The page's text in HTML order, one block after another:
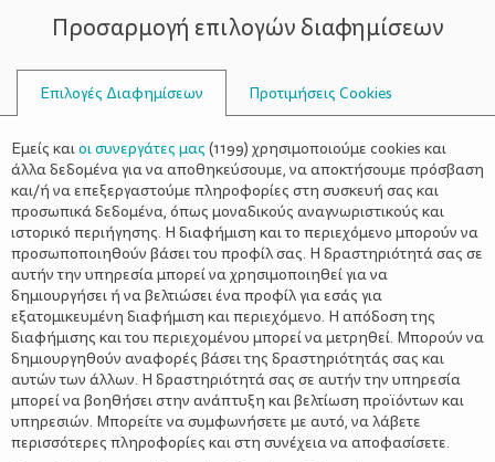
ΣΥΜΒΟΥΛΟΙ
ΑΝΤΙΗΛΙΑΚΆ
Προσαρμογή επιλογών διαφημίσεων
Επιλογές Διαφημίσεων Προτιμήσεις Cookies
Εμείς καιοι συνεργάτες μας (1199) χρησιμοποιούμε cookies και
άλλα δεδομένα για να αποθηκεύσουμε, να αποκτήσουμε πρόσβαση
και/ή να επεξεργαστούμε πληροφορίες στη συσκευή σας και
προσωπικά δεδομένα, όπως μοναδικούς αναγνωριστικούς και
ιστορικό περιήγησης. Η διαφήμιση και το περιεχόμενο μπορούν να
προσωποποιηθούν βάσει του προφίλ σας. Η δραστηριότητά σας σε
αυτήν την υπηρεσία μπορεί να χρησιμοποιηθεί για να
δημιουργήσει ή να βελτιώσει ένα προφίλ για εσάς για
εξατομικευμένη διαφήμιση και περιεχόμενο. Η απόδοση της
διαφήμισης και του περιεχομένου μπορεί να μετρηθεί. Μπορούν να
δημιουργηθούν αναφορές βάσει της δραστηριότητάς σας και
αυτών των άλλων. Η δραστηριότητά σας σε αυτήν την υπηρεσία
μπορεί να βοηθήσει στην ανάπτυξη και βελτίωση προϊόντων και
υπηρεσιών. Μπορείτε να συμφωνήσετε με αυτό, να λάβετε
περισσότερες πληροφορίες και στη συνέχεια να αποφασίσετε.